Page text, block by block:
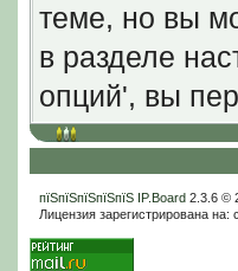
теме, но вы
в разделе
опций', вы
пїЅпїЅпїЅпїЅпїЅ IP.Board2.3.6 ©
Лицензия зарегистрирована